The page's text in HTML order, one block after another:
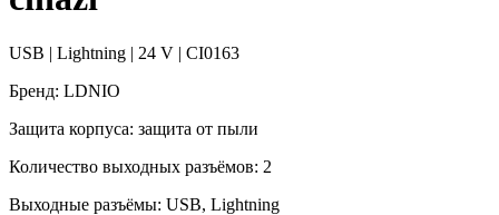
USB | Lightning | 24 V | CI0163
Бренд: LDNIO
Защита корпуса: защита от пыли
Количество выходных разъёмов: 2
Выходные разъёмы: USB, Lightning